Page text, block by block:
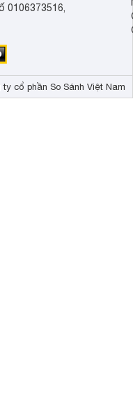
0106373516,
cổ phần So Sánh Việt Nam